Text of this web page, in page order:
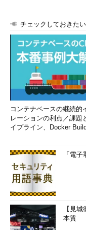
チェックしておきた
コンテナベースの継続的
レーションの利点／課題
イプライン、Docker
「電
【見
本質